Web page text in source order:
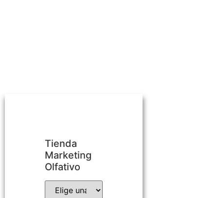
Tienda
Marketing
Olfativo